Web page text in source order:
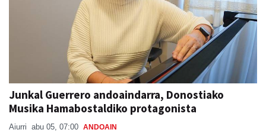
Junkal Guerrero andoaindarra, Donostiako
Musika Hamabostaldiko protagonista
Aiurri abu 05, 07:00 ANDOAIN